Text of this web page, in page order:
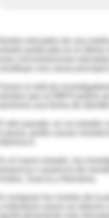
Firman el artículo
El año pasado, en un estudio
En el nuevo estudio, los
Al comparar los niveles de la